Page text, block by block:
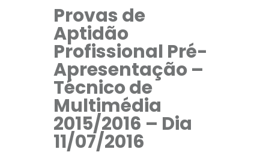
Provas de
Aptidão
Profissional Pré-
Apresentação –
Técnico de
Multimédia
2015/2016 – Dia
11/07/2016